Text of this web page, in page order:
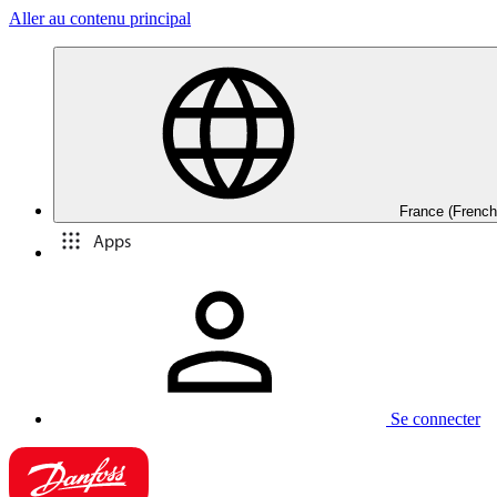
Aller au contenu principal
France
Apps
Se connecter